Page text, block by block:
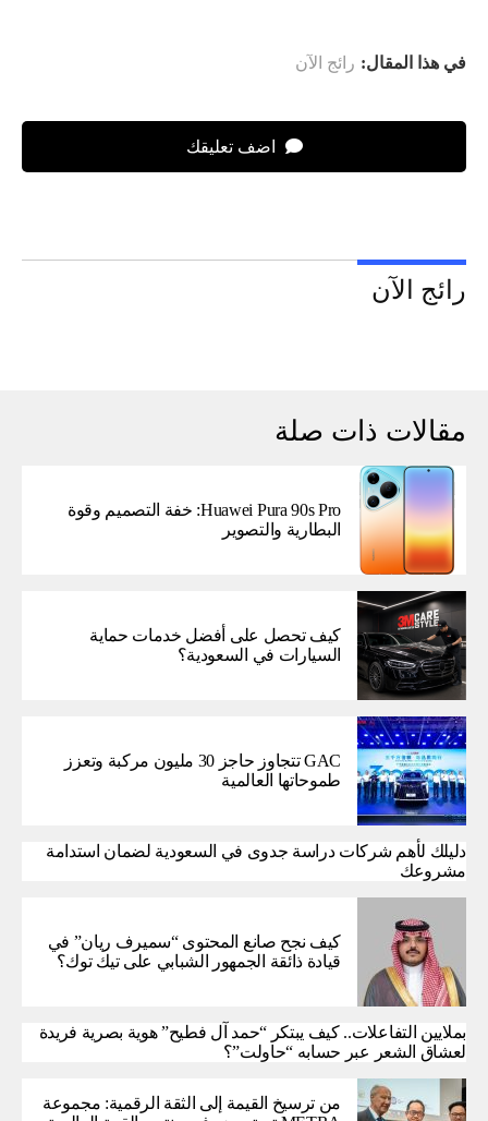
في هذا المقال: رائج الآن
اضف تعليقك
رائج الآن
مقالات ذات صلة
Huawei Pura 90s Pro: خفة التصميم وقوة
البطارية والتصوير
كيف تحصل على أفضل خدمات حماية
السيارات في السعودية؟
GAC تتجاوز حاجز 30 مليون مركبة وتعزز
طموحاتها العالمية
دليلك لأهم شركات دراسة جدوى في السعودية لضمان استدامة
مشروعك
كيف نجح صانع المحتوى “سميرف ريان” في
قيادة ذائقة الجمهور الشبابي على تيك توك؟
بملايين التفاعلات.. كيف يبتكر “حمد آل فطيح” هوية بصرية فريدة
لعشاق الشعر عبر حسابه “حاولت”؟
من ترسيخ القيمة إلى الثقة الرقمية: مجموعة